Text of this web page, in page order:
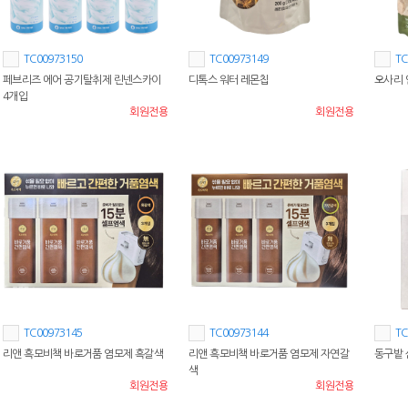
TC00973150
페브리즈 에어 공기탈취제 린넨스카이
4개입
회원전용
TC00973149
디톡스 워터 레몬칩
회원전용
오사리
TC00973145
리앤 흑모비책 바로거품 염모제 흑갈색
회원전용
TC00973144
리앤 흑모비책 바로거품 염모제 자연갈
색
회원전용
동구밭